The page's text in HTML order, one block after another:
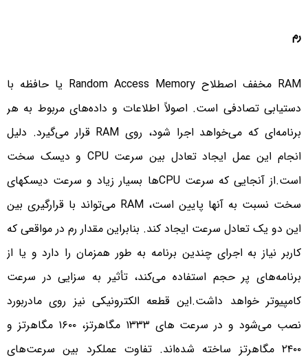
رم
RAM مخفف اصطلاح Random Access Memory یا حافظه با
دستیابی تصادفی است. اصولاً اطلاعات و داده‌های مربوط به هر
برنامه‌ای که می‌خواهد اجرا شود، روی RAM قرار می‌گیرد. دلیل
انجام این عمل ایجاد تعادل بین سرعت CPU و دیسک سخت
است.از آنجایی که سرعت CPUها بسیار زیاد و سرعت دیسکهای
سخت نسبت به آنها پایین است، RAM می‌تواند با قرارگیری بین
این دو یک تعادل سرعت ایجاد کند. بنابراین مقدار رم در مواقعی که
کاربر نیاز به اجرای چندین برنامه به طور همزمان را دارد و یا از
برنامه‌های پر حجم استفاده می‌کند، تأثیر به سزایی در سرعت
کامپیوتر خواهد داشت.این قطعه الکترونیکی نیز روی مادربورد
نصب می‌شود و در سرعت های ۱۳۳۳ مگاهرتز، ۱۶۰۰ مگاهرتز و
۲۴۰۰ مگاهرتز ساخته شده‌اند. تفاوت عملکرد بین سرعت‌های